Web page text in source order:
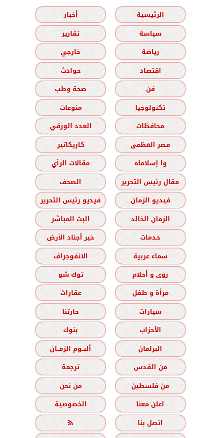
الرئيسية
أخبار
سياسة
تقارير
رياضة
خارجي
اقتصاد
حوادث
فن
صحة وطب
تكنولوجيا
منوعات
محافظات
العدد الورقي
مصر العظمى
كاريكاتير
وا إسلاماه
مقالات الرأي
مقال رئيس التحرير
الصحف
فيديو الزمان
فيديو رئيس التحرير
الزمان الخالد
البث المباشر
خدمات
خير أجناد الأرض
سماء عربية
الانفوجراف
رؤى و أحلام
توك شو
مرأة و طفل
عقارات
سيارات
حارتنا
الأحزاب
بنوك
البرلمان
ألبــوم الزمــان
من القدس
ترجمة
من فلسطين
من نحن
اعلن معنا
الخصوصية
اتصل بنا
